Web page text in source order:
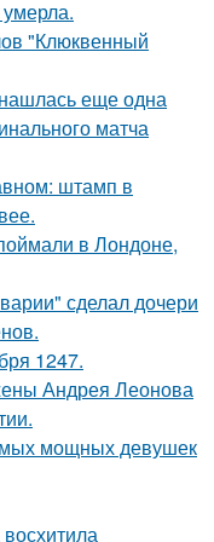
"Клюквенный
еще одна
матча
штамп в
в Лондоне,
сделал дочери
1247.
Андрея Леонова
мощных девушек